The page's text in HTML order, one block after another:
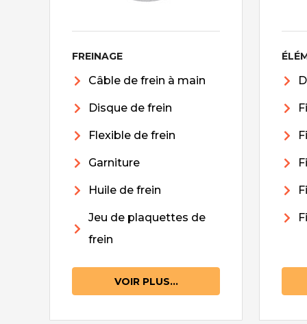
FREINAGE
Câble de frein à main
Disque de frein
Flexible de frein
Garniture
Huile de frein
Jeu de plaquettes de
frein
VOIR PLUS...